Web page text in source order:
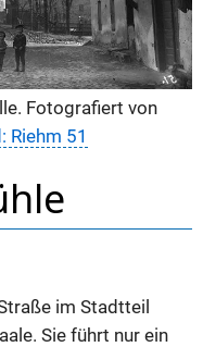
Fotografiert von
Riehm 51
im Stadtteil
Sie führt nur ein